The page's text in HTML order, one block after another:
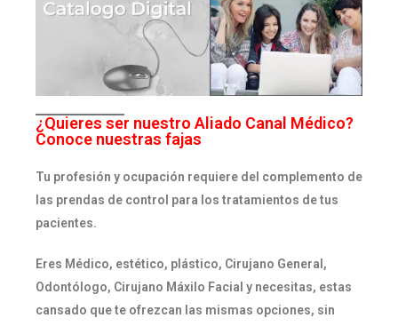
¿Quieres ser nuestro Aliado Canal Médico?
Conoce nuestras fajas
Tu profesión y ocupación requiere del complemento de
las prendas de control para los tratamientos de tus
pacientes.
Eres Médico, estético, plástico, Cirujano General,
Odontólogo, Cirujano Máxilo Facial y necesitas, estas
cansado que te ofrezcan las mismas opciones, sin